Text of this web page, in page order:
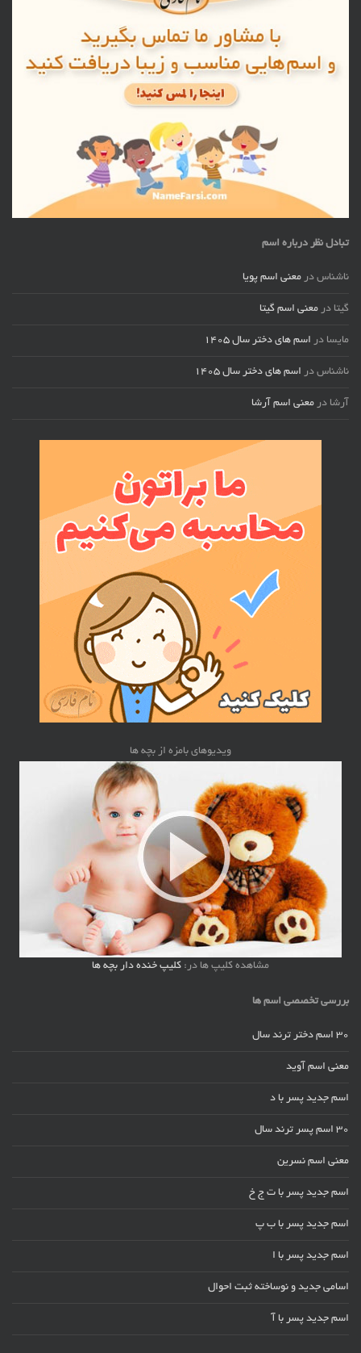
تبادل نظر درباره اسم
ناشناس در معنی اسم پویا
گیتا در معنی اسم گیتا
مایسا در اسم های دختر سال ۱۴۰۵
ناشناس در اسم های دختر سال ۱۴۰۵
آرشا در معنی اسم آرشا
ویدیوهای بامزه از بچه ها
مشاهده کلیپ ها در: کلیپ خنده دار بچه ها
بررسی تخصصی اسم ها
30 اسم دختر ترند سال
معنی اسم آوید
اسم جدید پسر با د
30 اسم پسر ترند سال
معنی اسم نسرین
اسم جدید پسر با ت ج خ
اسم جدید پسر با ب پ
اسم جدید پسر با ا
اسامی جدید و نوساخته ثبت احوال
اسم جدید پسر با آ